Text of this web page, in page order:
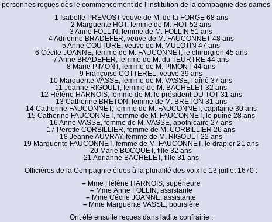
personnes reçues dès le commencement de l’institution de la compagnie des
1 Isabelle PREVOST veuve de M. de la FORGE 68 ans
2 Marguerite HOT, femme de M. HOT 52 ans
3 Anne FOLLIN, femme de M. FOLLIN 51 ans
4 Adrienne BRADEFER, veuve de M. FAUCONNET 48 ans
5 Anne COUTURE, veuve de M. MULOTIN 47 ans
6 Cécile JOANNE, femme de M. FAUCONNET, le chirurgien 45 ans
7 Anne BRADEFER, femme de M. du TEURTRE 44 ans
8 Marie PIMONT, femme de M. PIMONT 44 ans
9 Françoise COTTEREL, veuve 39 ans
10 Marguerite VASSE, femme de M. VASSE, l’aîné 37 ans
11 Jeanne RIGOULT, femme de M. BACHELET 32 ans
12 Hélène HARNOIS, femme de M. le président DU TOT 31 ans
13 Catherine BRETON, femme de M. BRETON 31 ans
14 Catherine FAUCONNET, femme de M. FAUCONNET, capitaine 30 ans
15 Catherine FAUCONNET, femme de M. FAUCONNET, le puîné 28 ans
16 Anne VASSE, femme de M. VASSE, apothicaire 27 ans
17 Perette CORBILLIER, femme de M. CORBILLIER 26 ans
18 Jeanne AUVRAY, femme de M. RIGOULT 22 ans
19 Marguerite FAUCONNET, femme de M. FAUCONNET, le drapier 21 ans
20 Marie BOCQUET, fille 32 ans
21 Adrianne BACHELET, fille 31 ans
Officières de la Compagnie élues à la pluralité des voix le 13 juillet 1670 :
–Mme Hélène HARNOIS, supérieure
–Mme Anne FOLLIN, assistante
– Mme Cécile JOANNE, assistante
–Mme Marguerite VASSE, boursière
Ont été ensuite reçues dans ladite confrairie :